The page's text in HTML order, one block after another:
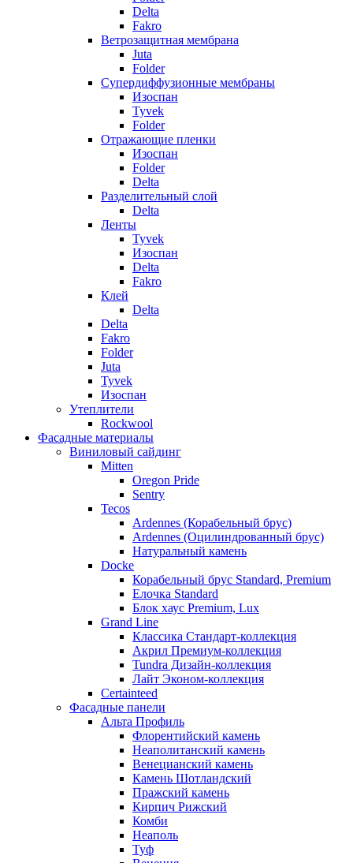
Delta
Fakro
Ветрозащитная мембрана
Juta
Folder
Супердиффузионные мембраны
Изоспан
Tyvek
Folder
Отражающие пленки
Изоспан
Folder
Delta
Разделительный слой
Delta
Ленты
Tyvek
Изоспан
Delta
Fakro
Клей
Delta
Delta
Fakro
Folder
Juta
Tyvek
Изоспан
Утеплители
Rockwool
Фасадные материалы
Виниловый сайдинг
Mitten
Oregon Pride
Sentry
Tecos
Ardennes (Корабельный брус)
Ardennes (Оцилиндрованный брус)
Натуральный камень
Docke
Корабельный брус Standard, Premium
Елочка Standard
Блок хаус Premium, Lux
Grand Line
Классика Стандарт-коллекция
Акрил Премиум-коллекция
Tundra Дизайн-коллекция
Лайт Эконом-коллекция
Certainteed
Фасадные панели
Альта Профиль
Флорентийский камень
Неаполитанский камень
Венецианский камень
Камень Шотландский
Пражский камень
Кирпич Рижский
Комби
Неаполь
Туф